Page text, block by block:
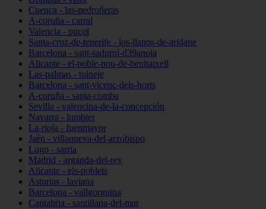
Cuenca - las-pedroñeras
A-coruña - carral
Valencia - puçol
Santa-cruz-de-tenerife - los-llanos-de-aridane
Barcelona - sant-sadurní-d39anoia
Alicante - el-poble-nou-de-benitatxell
Las-palmas - tuineje
Barcelona - sant-vicenç-dels-horts
A-coruña - santa-comba
Sevilla - valencina-de-la-concepción
Navarra - lumbier
La-rioja - fuenmayor
Jaén - villanueva-del-arzobispo
Lugo - sarria
Madrid - arganda-del-rey
Alicante - els-poblets
Asturias - laviana
Barcelona - vallgorguina
Cantabria - santillana-del-mar